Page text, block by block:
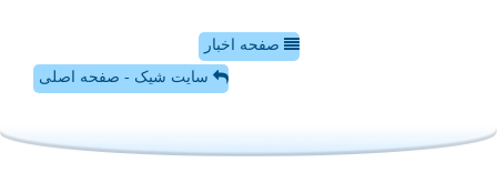
صفحه اخبار
سایت شیک - صفحه اصلی